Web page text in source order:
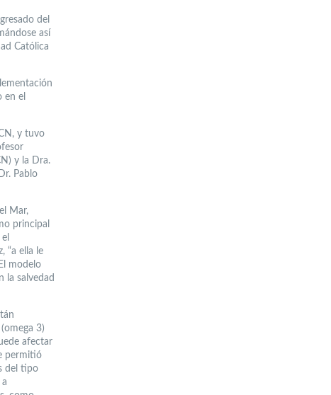
del
así
Católica
en el
y tuvo
y la Dra.
Pablo
Mar,
principal
“a ella le
modelo
la salvedad
3)
afectar
permitió
del tipo